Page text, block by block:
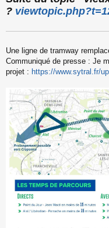
g
n
o
n
?
Une ligne de tramway
Communiqué de presse : Je
projet : https://www.sytral.fr/